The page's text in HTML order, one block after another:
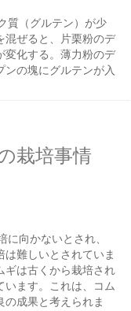
質（グルテン）が少
混ぜると、片栗粉のデ
変化する。薄力粉のデ
ンの塊にグルテンが入
栽培事情
に向かないとされ、
難しいとされていま
ギは古くから栽培され
います。これは、コム
成果と考えられま